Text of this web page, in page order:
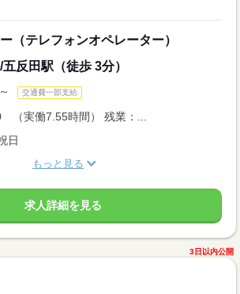
（テレフォンオペレーター）
反田駅（徒歩 3分）
交通費一部支給
（実働7.55時間） 残業：...
日
もっと見る
求人詳細を見る
3日以内公開